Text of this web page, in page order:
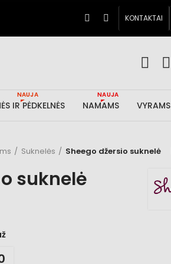
KONTAKTAI
IR PĖDKELNĖS
NAUJA
NAMAMS
NAUJA
VYRAMS
Suknelės Sheego džersio suknelė
suknelė